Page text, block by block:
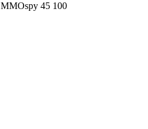
MMOspy 45 100